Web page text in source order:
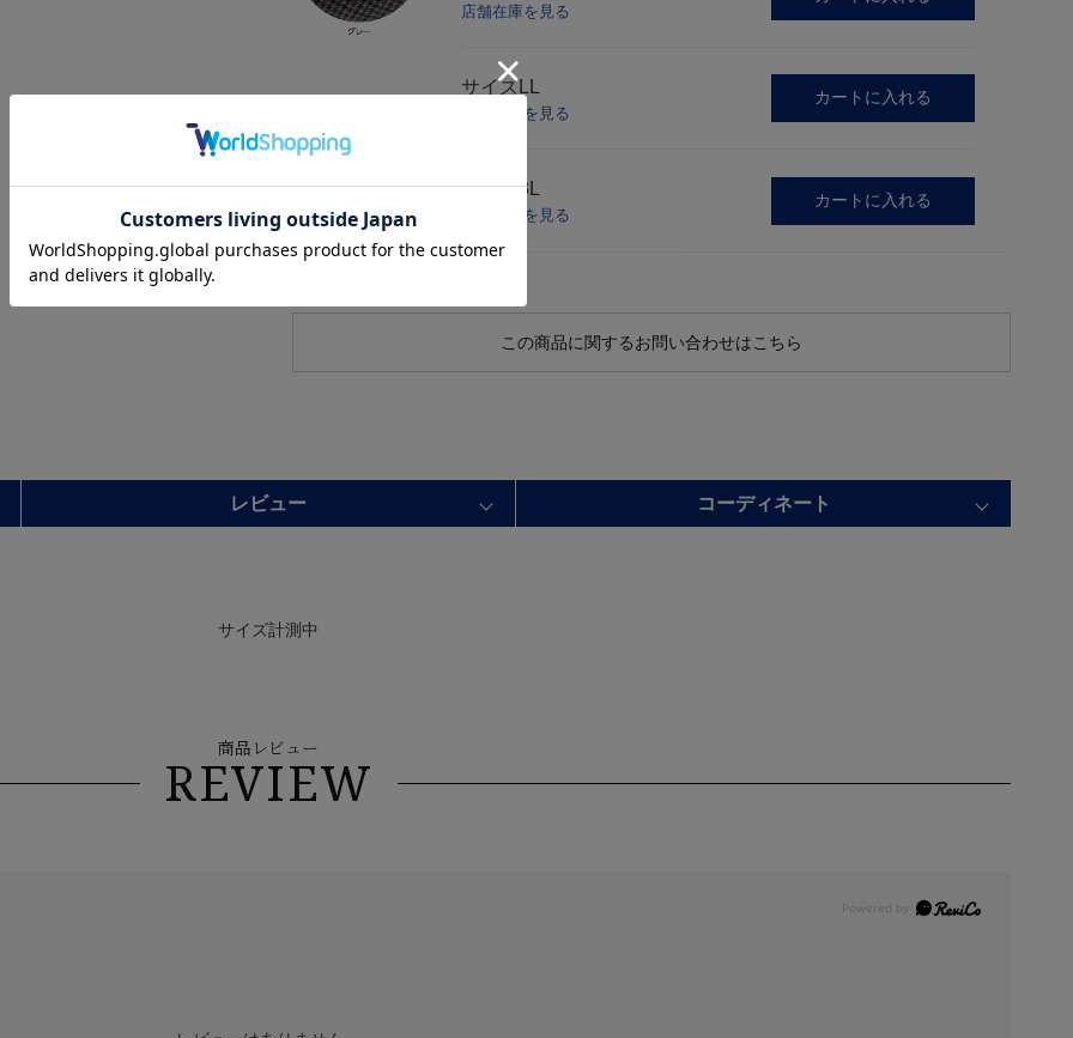
店舗在庫を見る
サイズ
店舗在庫を見る
カートに入れる
サイズ3L
店舗在庫を見る
カートに入れる
この商品に関するお問い合わせはこちら
レビュー コーディネート
サイズ計測中
商品レビュー
REVIEW